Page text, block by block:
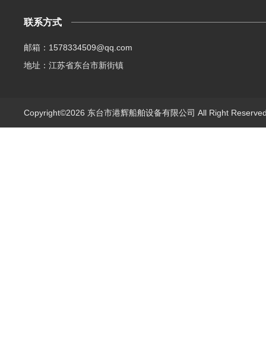
联系方式
邮箱：1578334509@qq.com
地址：江苏省东台市新街镇
Copyright©2026 东台市港辉船舶设备有限公司 All Right